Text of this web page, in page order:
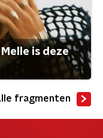
Melle is deze
fragmenten